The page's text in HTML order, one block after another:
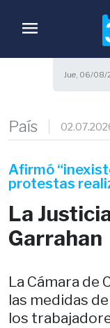
menu
Jue, 06/08/
País
Afirmó
protestas
La
Garrahan
La Cámara de
las medidas
los